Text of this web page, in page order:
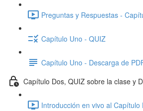
Preguntas y Respuestas -
Capítulo Uno - QUIZ
Capítulo Uno - Descarga de
Capítulo Dos, QUIZ sobre la clase y
Introducción en vivo al Capítulo